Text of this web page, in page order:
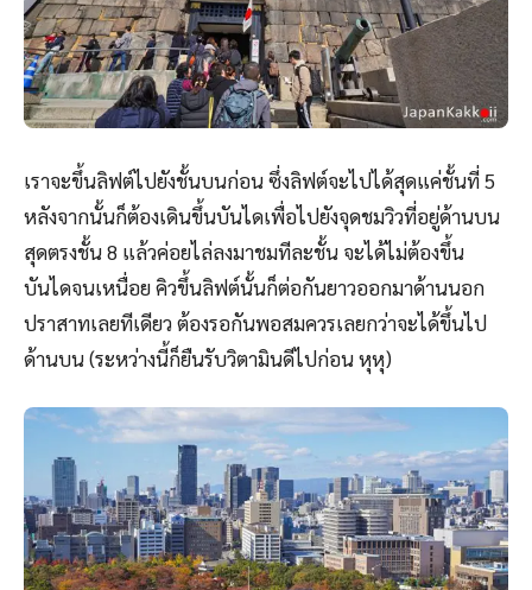
เราจะขึ้นลิฟต์ไปยังชั้นบนก่อน ซึ่งลิฟต์จะไปได้สุดแค่ชั้นที่ 5
หลังจากนั้นก็ต้องเดินขึ้นบันไดเพื่อไปยังจุดชมวิวที่อยู่ด้านบน
สุดตรงชั้น 8 แล้วค่อยไล่ลงมาชมทีละชั้น จะได้ไม่ต้องขึ้น
บันไดจนเหนื่อย คิวขึ้นลิฟต์นั้นก็ต่อกันยาวออกมาด้านนอก
ปราสาทเลยทีเดียว ต้องรอกันพอสมควรเลยกว่าจะได้ขึ้นไป
ด้านบน (ระหว่างนี้ก็ยืนรับวิตามินดีไปก่อน หุหุ)